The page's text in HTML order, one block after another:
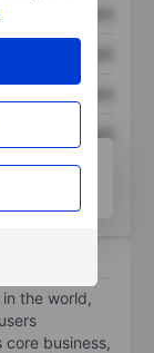
XXXXXXX
the world,
business,